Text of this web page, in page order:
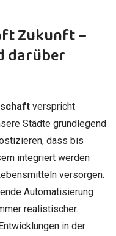
Zukunft –
darüber
verspricht
Städte grundlegend
dass bis
integriert werden
versorgen.
Automatisierung
realistischer.
in der